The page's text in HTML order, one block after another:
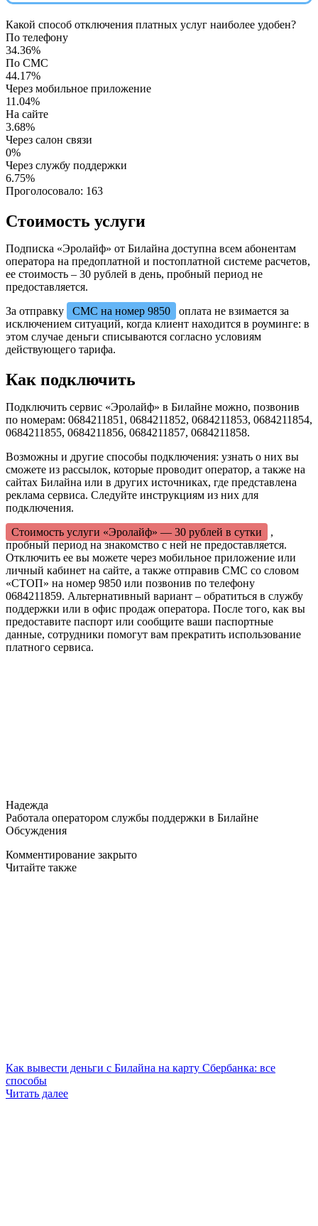
Какой способ отключения платных услуг наиболее удобен?
По телефону
34.36%
По СМС
44.17%
Через мобильное приложение
11.04%
На сайте
3.68%
Через салон связи
0%
Через службу поддержки
6.75%
Проголосовало: 163
Стоимость услуги
Подписка «Эролайф» от Билайна доступна всем абонентам
оператора на предоплатной и постоплатной системе расчетов,
ее стоимость – 30 рублей в день, пробный период не
предоставляется.
За отправку
СМС на номер 9850
оплата не взимается за
исключением ситуаций, когда клиент находится в роуминге: в
этом случае деньги списываются согласно условиям
действующего тарифа.
Как подключить
Подключить сервис «Эролайф» в Билайне можно, позвонив
по номерам: 0684211851, 0684211852, 0684211853, 0684211854,
0684211855, 0684211856, 0684211857, 0684211858.
Возможны и другие способы подключения: узнать о них вы
сможете из рассылок, которые проводит оператор, а также на
сайтах Билайна или в других источниках, где представлена
реклама сервиса. Следуйте инструкциям из них для
подключения.
Стоимость услуги «Эролайф» — 30 рублей в сутки
,
пробный период на знакомство с ней не предоставляется.
Отключить ее вы можете через мобильное приложение или
личный кабинет на сайте, а также отправив СМС со словом
«СТОП» на номер 9850 или позвонив по телефону
0684211859. Альтернативный вариант – обратиться в службу
поддержки или в офис продаж оператора. После того, как вы
предоставите паспорт или сообщите ваши паспортные
данные, сотрудники помогут вам прекратить использование
платного сервиса.
Надежда
Работала оператором службы поддержки в Билайне
Обсуждения
Комментирование закрыто
Читайте также
Как вывести деньги с Билайна на карту Сбербанка: все
способы
Читать далее